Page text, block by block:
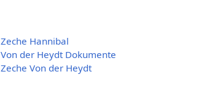
Zeche Hannibal
Von der Heydt Dokumente
Zeche Von der Heydt